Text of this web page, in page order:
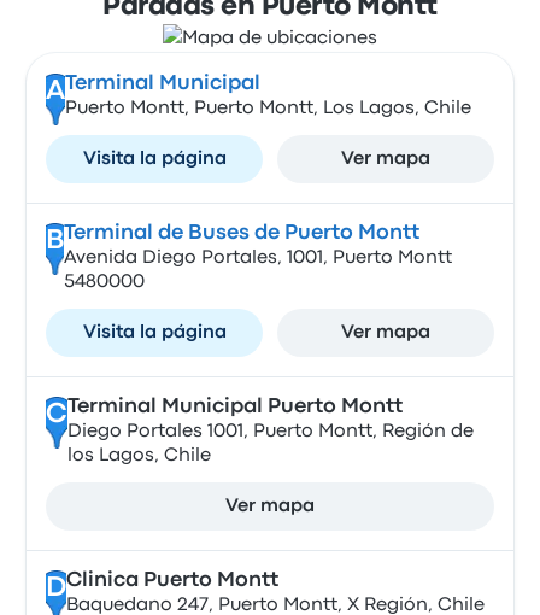
Paradas en Puerto Montt
A Terminal Municipal
Puerto Montt, Puerto Montt, Los Lagos, Chile
Visita la página Ver mapa
B Terminal de Buses de Puerto Montt
Avenida Diego Portales, 1001, Puerto Montt
5480000
Visita la página Ver mapa
CTerminal Municipal Puerto Montt
Diego Portales 1001, Puerto Montt, Región de
los Lagos, Chile
Ver mapa
DClinica Puerto Montt
Baquedano 247, Puerto Montt, X Región, Chile